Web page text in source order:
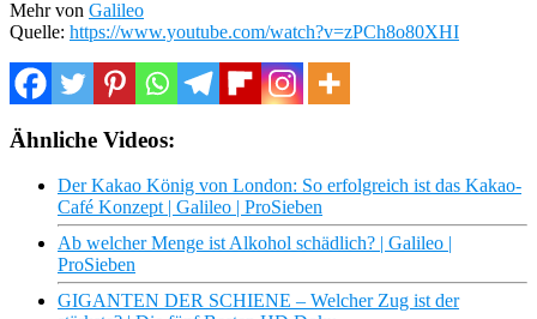
Mehr von Galileo
Quelle: https://www.youtube.com/watch?v=zPCh8o80XHI
Ähnliche Videos:
Der Kakao König von London: So erfolgreich ist das Kakao-
Café Konzept | Galileo | ProSieben
Ab welcher Menge ist Alkohol schädlich? | Galileo |
ProSieben
GIGANTEN DER SCHIENE – Welcher Zug ist der